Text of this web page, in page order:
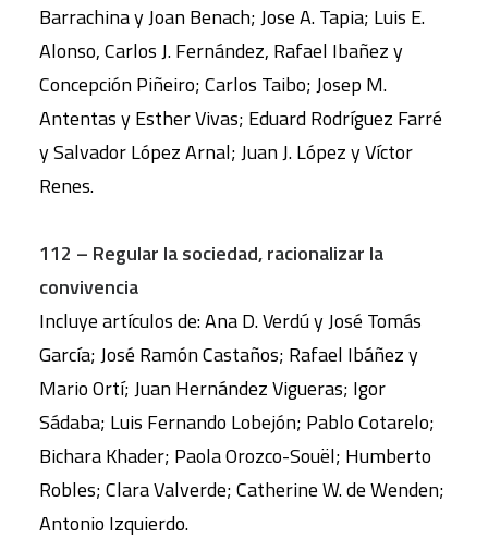
Barrachina y Joan Benach; Jose A. Tapia; Luis E.
Alonso, Carlos J. Fernández, Rafael Ibañez y
Concepción Piñeiro; Carlos Taibo; Josep M.
Antentas y Esther Vivas; Eduard Rodríguez Farré
y Salvador López Arnal; Juan J. López y Víctor
Renes.
112 – Regular la sociedad, racionalizar la
convivencia
Incluye artículos de: Ana D. Verdú y José Tomás
García; José Ramón Castaños; Rafael Ibáñez y
Mario Ortí; Juan Hernández Vigueras; Igor
Sádaba; Luis Fernando Lobejón; Pablo Cotarelo;
Bichara Khader; Paola Orozco-Souël; Humberto
Robles; Clara Valverde; Catherine W. de Wenden;
Antonio Izquierdo.